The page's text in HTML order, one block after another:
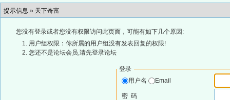
提示信息 » 天下奇富
您没有登录或者您没有权限访问此页面，可能有如下几个原因:
用户组权限：你所属的用户组没有发表回复的权限!
您还不是论坛会员,请先登录论坛
登录
用户名
Email
密 码